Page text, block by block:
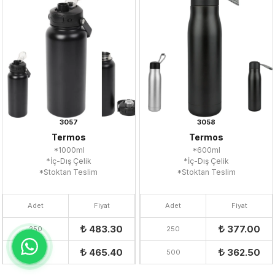
3057
Termos
*1000ml
*İç-Dış Çelik
*Stoktan Teslim
Adet Fiyat
250 483.30
500 465.40
3058
Termos
*600ml
*İç-Dış Çelik
*Stoktan Teslim
Adet Fiyat
250 377.00
500 362.50